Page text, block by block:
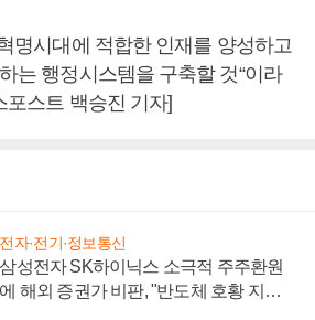
명시대에 적합한 인재를 양성하고
는 행정시스템을 구축할 것“이라
포스트 백승진 기자]
전자·전기·정보통신
삼성전자 SK하이닉스 소극적 주주환원
에 해외 증권가 비판, "반도체 호황 지속